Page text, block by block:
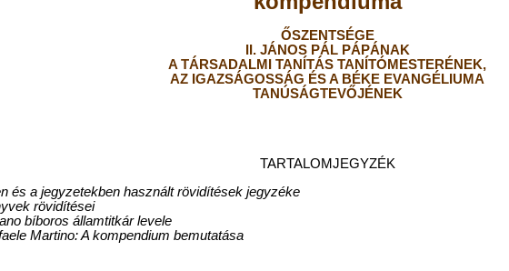
ŐSZENTSÉGE
II. JÁNOS PÁL PÁPÁNAK
A TÁRSADALMI TANÍTÁS TANÍTÓMESTERÉNEK,
AZ IGAZSÁGOSSÁG ÉS A BÉKE EVANGÉLIUMA
TANÚSÁGTEVŐJÉNEK
TARTALOMJEGYZÉK
és a jegyzetekben használt rövidítések jegyzéke
rövidítései
bíboros államtitkár levele
Martino: A kompendium bemutatása